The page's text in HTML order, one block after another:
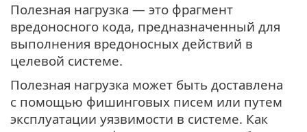
Полезная нагрузка — это фрагмент
вредоносного кода, предназначенный для
выполнения вредоносных действий в
целевой системе.
Полезная нагрузка может быть доставлена
с помощью фишинговых писем или путем
эксплуатации уязвимости в системе. Как